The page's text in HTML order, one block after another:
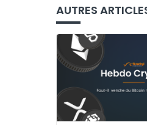
AUTRES